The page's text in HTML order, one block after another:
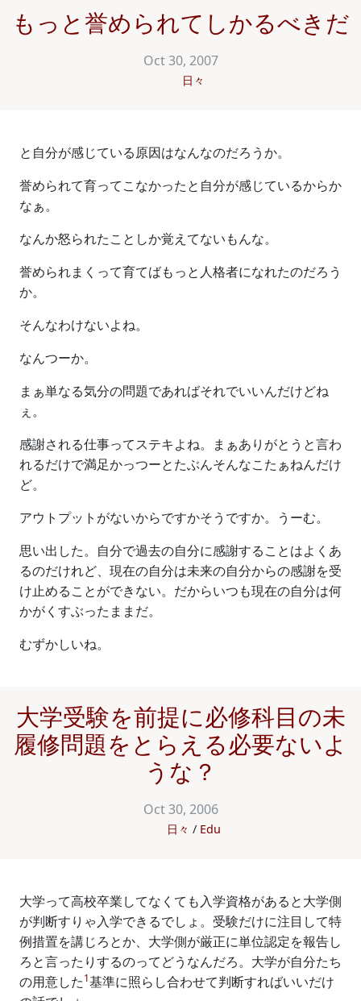
もっと誉められてしかるべきだ
Oct 30, 2007
日々
と自分が感じている原因はなんなのだろうか。
誉められて育ってこなかったと自分が感じているからか
なぁ。
なんか怒られたことしか覚えてないもんな。
誉められまくって育てばもっと人格者になれたのだろう
か。
そんなわけないよね。
なんつーか。
まぁ単なる気分の問題であればそれでいいんだけどね
ぇ。
感謝される仕事ってステキよね。まぁありがとうと言わ
れるだけで満足かっつーとたぶんそんなこたぁねんだけ
ど。
アウトプットがないからですかそうですか。うーむ。
思い出した。自分で過去の自分に感謝することはよくあ
るのだけれど、現在の自分は未来の自分からの感謝を受
け止めることができない。だからいつも現在の自分は何
かがくすぶったままだ。
むずかしいね。
大学受験を前提に必修科目の未
履修問題をとらえる必要ないよ
うな？
Oct 30, 2006
日々 Edu
大学って高校卒業してなくても入学資格があると大学側
が判断すりゃ入学できるでしょ。受験だけに注目して特
例措置を講じろとか、大学側が厳正に単位認定を報告し
ろと言ったりするのってどうなんだろ。大学が自分たち
の用意した1基準に照らし合わせて判断すればいいだけ